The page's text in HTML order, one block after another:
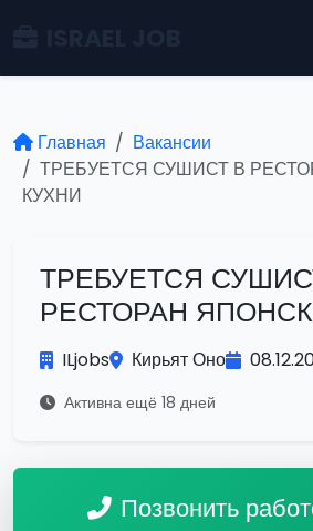
Главная
Вакансии
ТРЕБУЕТСЯ СУШИСТ В
КУХНИ
ТРЕБУЕТСЯ
РЕСТОРАН
ILjobs Кирьят Оно
Активна ещё 18 дней
Позвонить